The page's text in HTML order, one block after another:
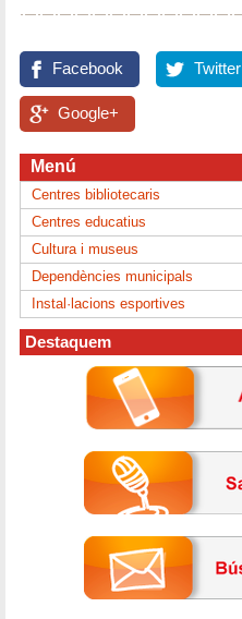
Facebook Twitter
Google+
Menú
Centres bibliotecaris
Centres educatius
Cultura i museus
Dependències municipals
Instal·lacions esportives
Destaquem